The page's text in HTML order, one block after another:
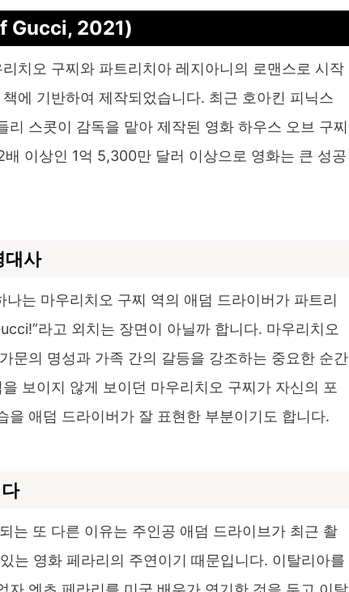
Gucci, 2021)
치오 구찌와 파트리치아 레지아니의 로맨스로 시작
에 기반하여 제작되었습니다. 최근 호아킨 피닉스
스콧이 감독을 맡아 제작된 영화 하우스 오브 구찌
이상인 1억 5,300만 달러 이상으로 영화는 큰 성공
대사
는 마우리치오 구찌 역의 애덤 드라이버가 파트리
라고 외치는 장면이 아닐까 합니다. 마우리치오
문의 명성과 가족 간의 갈등을 강조하는 중요한 순간
보이지 않게 보이던 마우리치오 구찌가 자신의 포
애덤 드라이버가 잘 표현한 부분이기도 합니다.
는 또 다른 이유는 주인공 애덤 드라이브가 최근 촬
는 영화 페라리의 주연이기 때문입니다. 이탈리아를